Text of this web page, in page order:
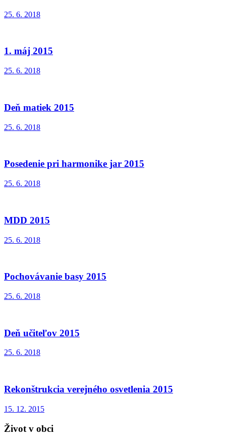
25. 6. 2018
1. máj 2015
25. 6. 2018
Deň matiek 2015
25. 6. 2018
Posedenie pri harmonike jar 2015
25. 6. 2018
MDD 2015
25. 6. 2018
Pochovávanie basy 2015
25. 6. 2018
Deň učiteľov 2015
25. 6. 2018
Rekonštrukcia verejného osvetlenia 2015
15. 12. 2015
Život v obci